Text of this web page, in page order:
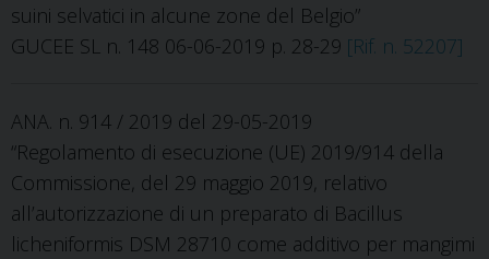
suini selvatici in alcune zone del Belgio”
GUCEE SL n. 148 06-06-2019 p. 28-29 [Rif. n. 52207]
ANA. n. 914 / 2019 del 29-05-2019
“Regolamento di esecuzione (UE) 2019/914 della
Commissione, del 29 maggio 2019, relativo
all’autorizzazione di un preparato di Bacillus
licheniformis DSM 28710 come additivo per mangimi